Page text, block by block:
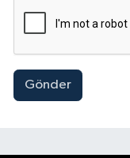
Gönder